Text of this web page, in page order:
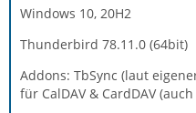
Windows 10, 20H2
Thunderbird 78.11.0 (64bit)
Addons: TbSync (laut
für CalDAV & CardDAV